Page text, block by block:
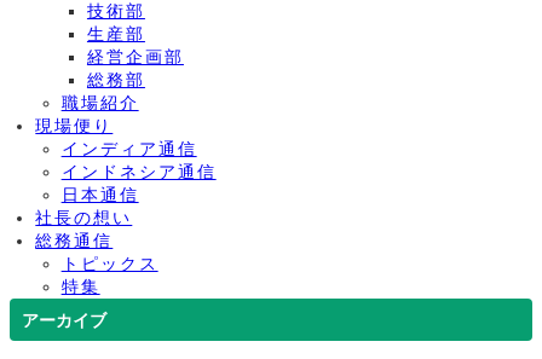
技術部
生産部
経営企画部
総務部
職場紹介
現場便り
インディア通信
インドネシア通信
日本通信
社長の想い
総務通信
トピックス
特集
アーカイブ